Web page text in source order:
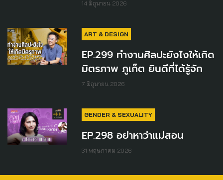
14 มิถุนายน 2026
ART & DESIGN
EP.299 ทำงานศิลปะยังไงให้เกิด
มิตรภาพ ภูเก็ต ยินดีที่ได้รู้จัก
7 มิถุนายน 2026
GENDER & SEXUALITY
EP.298 อย่าหาว่าแม่สอน
31 พฤษภาคม 2026